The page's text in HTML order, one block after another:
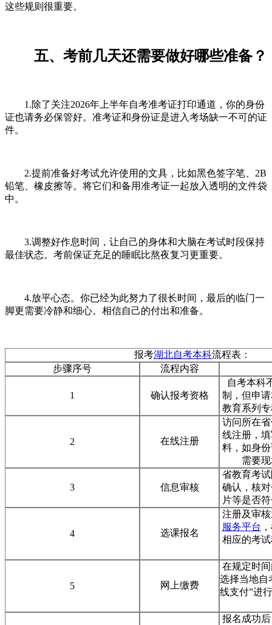
这些规则很重要。
五、考前几天还需要做好哪些准备？
1.除了关注2026年上半年自考准考证打印通道，你的身份
证也请务必保管好。准考证和身份证是进入考场缺一不可的证
件。
2.提前准备好考试允许使用的文具，比如黑色签字笔、2B
铅笔、橡皮擦等。将它们和备用准考证一起放入透明的文件袋
中。
3.调整好作息时间，让自己的身体和大脑在考试时段保持
最佳状态。考前保证充足的睡眠比熬夜复习更重要。
4.放平心态。你已经为此努力了很长时间，最后的临门一
脚更需要冷静和细心。相信自己的付出和准备。
报考湖北自考本科流程表：
步骤序号
流程内容
1 确认报考资格
自考本科
制，但申
教育系列
2 在线注册
访问所在
线注册，
料，如身
需要
3 信息审核
省教育考
确认，核
片等是否
4 选课报名
注册及审
服务平台
相应的考
5 网上缴费
在规定时
选择当地自
线支付”进
报名成功